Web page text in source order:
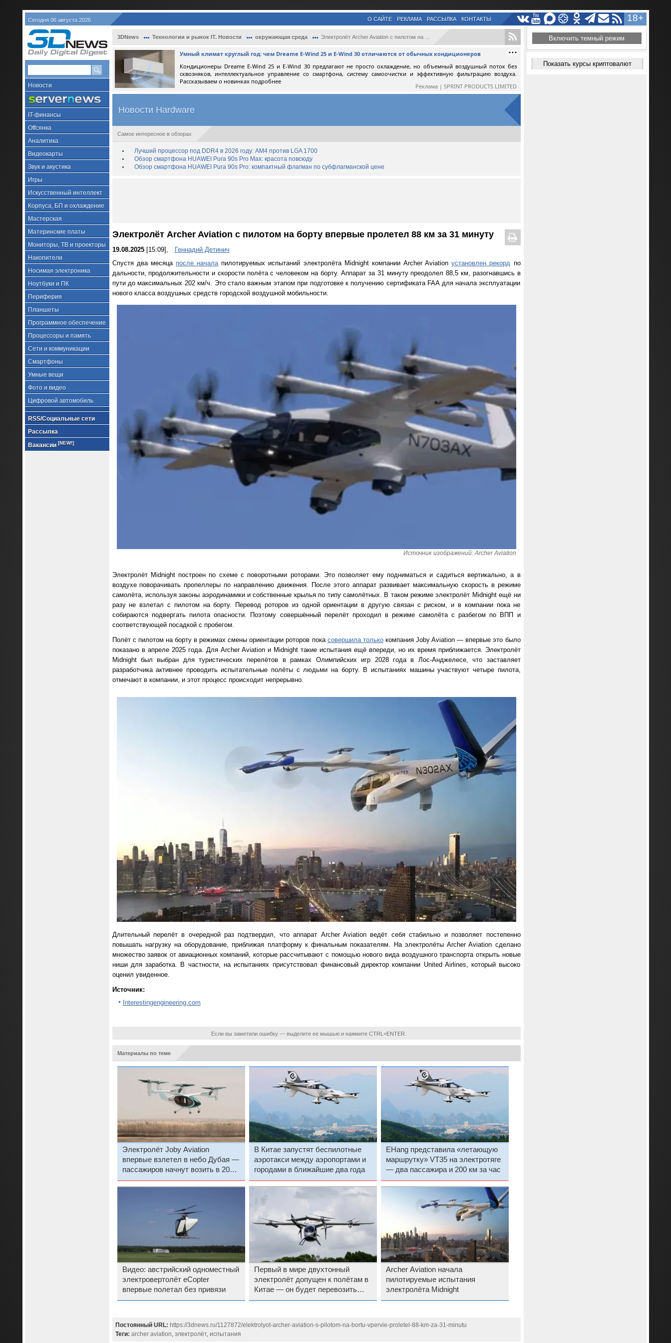
Сегодня 06 августа 2026 18+
О САЙТЕ РЕКЛАМА РАССЫЛКА КОНТАКТЫ
Новости
IT-финансы
Offсянка
Аналитика
Видеокарты
Звук и акустика
Игры
Искусственный интеллект
Корпуса, БП и охлаждение
Мастерская
Материнские платы
Мониторы, ТВ и проекторы
Накопители
Носимая электроника
Ноутбуки и ПК
Периферия
Планшеты
Программное обеспечение
Процессоры и память
Сети и коммуникации
Смартфоны
Умные вещи
Фото и видео
Цифровой автомобиль
RSS/Социальные сети
Рассылка
Вакансии [NEW!]
3DNews Технологии и рынок IT. Новости окружающая среда Электролёт Archer Aviation с пилотом на ...
Умный климат круглый год: чем Dreame E-Wind 25 и E-Wind 30 отличаются от обычных кондиционеров
Кондиционеры Dreame E-Wind 25 и E-Wind 30 предлагают не просто охлаждение, но объемный воздушный поток без
сквозняков, интеллектуальное управление со смартфона, систему самоочистки и эффективную фильтрацию воздуха.
Рассказываем о новинках подробнее
Реклама | SPRINT PRODUCTS LIMITED
Новости Hardware
Самое интересное в обзорах
Лучший процессор под DDR4 в 2026 году: AM4 против LGA 1700
Обзор смартфона HUAWEI Pura 90s Pro Max: красота повсюду
Обзор смартфона HUAWEI Pura 90s Pro: компактный флагман по субфлагманской цене
Электролёт Archer Aviation с пилотом на борту впервые пролетел 88 км за 31 минуту
19.08.2025[15:09],
Геннадий Детинич
Спустя два месяца после началапилотируемых испытаний электролёта Midnight компании Archer Aviationустановлен рекорд по
дальности, продолжительности и скорости полёта с человеком на борту. Аппарат за 31 минуту преодолел 88,5 км, разогнавшись в
пути до максимальных 202 км/ч. Это стало важным этапом при подготовке к получению сертификата FAA для начала эксплуатации
нового класса воздушных средств городской воздушной мобильности.
Источник изображений: Archer Aviation
Электролёт Midnight построен по схеме с поворотными роторами. Это позволяет ему подниматься и садиться вертикально, а в
воздухе поворачивать пропеллеры по направлению движения. После этого аппарат развивает максимальную скорость в режиме
самолёта, используя законы аэродинамики и собственные крылья по типу самолётных. В таком режиме электролёт Midnight ещё ни
разу не взлетал с пилотом на борту. Перевод роторов из одной ориентации в другую связан с риском, и в компании пока не
собираются подвергать пилота опасности. Поэтому совершённый перелёт проходил в режиме самолёта с разбегом по ВПП и
соответствующей посадкой с пробегом.
Полёт с пилотом на борту в режимах смены ориентации роторов пока совершила толькокомпания Joby Aviation — впервые это было
показано в апреле 2025 года. Для Archer Aviation и Midnight такие испытания ещё впереди, но их время приближается. Электролёт
Midnight был выбран для туристических перелётов в рамках Олимпийских игр 2028 года в Лос-Анджелесе, что заставляет
разработчика активнее проводить испытательные полёты с людьми на борту. В испытаниях машины участвуют четыре пилота,
отмечают в компании, и этот процесс происходит непрерывно.
Длительный перелёт в очередной раз подтвердил, что аппарат Archer Aviation ведёт себя стабильно и позволяет постепенно
повышать нагрузку на оборудование, приближая платформу к финальным показателям. На электролёты Archer Aviation сделано
множество заявок от авиационных компаний, которые рассчитывают с помощью нового вида воздушного транспорта открыть новые
ниши для заработка. В частности, на испытаниях присутствовал финансовый директор компании United Airlines, который высоко
оценил увиденное.
Источник:
Interestingengineering.com
Если вы заметили ошибку — выделите ее мышью и нажмите CTRL+ENTER.
Материалы по теме
Электролёт Joby Aviation
впервые взлетел в небо Дубая —
пассажиров начнут возить в 2026
году по тарифу Uber Black
В Китае запустят беспилотные
аэротакси между аэропортами и
городами в ближайшие два года
EHang представила «летающую
маршрутку» VT35 на электротяге
— два пассажира и 200 км за час
Видео: австрийский одноместный
электровертолёт eCopter
впервые полетал без привязи
Первый в мире двухтонный
электролёт допущен к полётам в
Китае — он будет перевозить
грузы и тушить пожары
Archer Aviation начала
пилотируемые испытания
электролёта Midnight
Постоянный URL: https://3dnews.ru/1127872/elektrolyot-archer-aviation-s-pilotom-na-bortu-vpervie-proletel-88-km-za-31-minutu
Теги: archer aviation, электролёт, испытания
Включить темный режим
Показать курсы криптовалют